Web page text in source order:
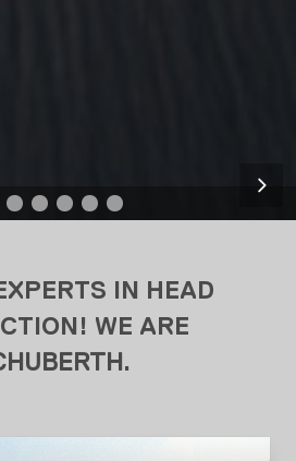
IN HEAD
WE ARE
.